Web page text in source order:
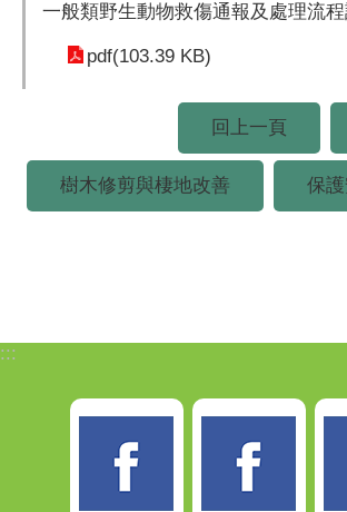
一般類野生動物救傷通報及處理流程
pdf(103.39 KB)
回上一頁
樹木修剪與棲地改善 保
:::